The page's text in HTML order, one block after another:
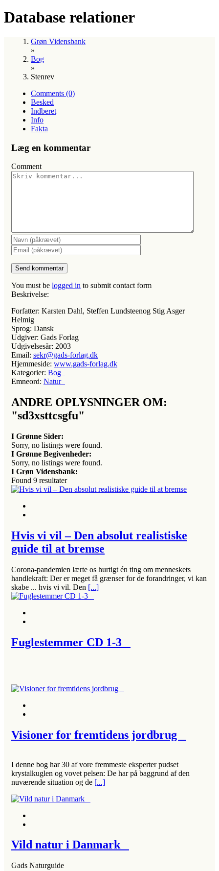
Database relationer
Grøn Vidensbank
»
Bog
»
Stenrev
Comments (0)
Besked
Indberet
Info
Fakta
Læg en kommentar
Comment
You must be logged in to submit contact form
Beskrivelse:
Forfatter: Karsten Dahl, Steffen Lundsteenog Stig Asger
Helmig
Sprog: Dansk
Udgiver: Gads Forlag
Udgivelsesår: 2003
Email: sekr@gads-forlag.dk
Hjemmeside: www.gads-forlag.dk
Kategorier: Bog
Emneord: Natur
ANDRE OPLYSNINGER OM:
"sd3xsttcsgfu"
I Grønne Sider:
Sorry, no listings were found.
I Grønne Begivenheder:
Sorry, no listings were found.
I Grøn Vidensbank:
Found 9 resultater
Hvis vi vil – Den absolut realistiske
guide til at bremse
Corona-pandemien lærte os hurtigt én ting om menneskets
handlekraft: Der er meget få grænser for de forandringer, vi kan
skabe ... hvis vi vil. Den [...]
Fuglestemmer CD 1-3
Visioner for fremtidens jordbrug
I denne bog har 30 af vore fremmeste eksperter pudset
krystalkuglen og vovet pelsen: De har på baggrund af den
nuværende situation og de [...]
Vild natur i Danmark
Gads Naturguide